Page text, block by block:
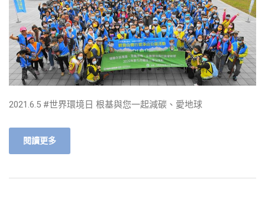
2021.6.5 #世界環境日 根基與您一起減碳、愛地球
閱讀更多